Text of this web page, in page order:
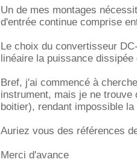
Un de mes montages
d'entrée continue comprise
Le choix du convertisseur
linéaire la puissance
Bref, j'ai commencé à
instrument, mais je ne trouve
boitier), rendant impossible
Auriez vous des références
Merci d'avance